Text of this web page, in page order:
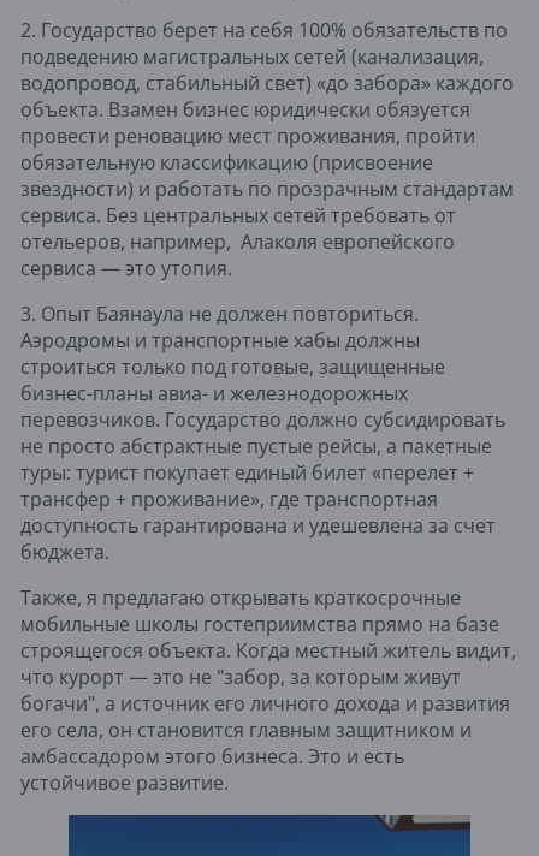
2. Государство берет на себя 100% обязательств по
подведению магистральных сетей (канализация,
водопровод, стабильный свет) «до забора» каждого
объекта. Взамен бизнес юридически обязуется
провести реновацию мест проживания, пройти
обязательную классификацию (присвоение
звездности) и работать по прозрачным стандартам
сервиса. Без центральных сетей требовать от
отельеров, например, Алаколя европейского
сервиса — это утопия.
3. Опыт Баянаула не должен повториться.
Аэродромы и транспортные хабы должны
строиться только под готовые, защищенные
бизнес-планы авиа- и железнодорожных
перевозчиков. Государство должно субсидировать
не просто абстрактные пустые рейсы, а пакетные
туры: турист покупает единый билет «перелет +
трансфер + проживание», где транспортная
доступность гарантирована и удешевлена за счет
бюджета.
Также, я предлагаю открывать краткосрочные
мобильные школы гостеприимства прямо на базе
строящегося объекта. Когда местный житель видит,
что курорт — это не "забор, за которым живут
богачи", а источник его личного дохода и развития
его села, он становится главным защитником и
амбассадором этого бизнеса. Это и есть
устойчивое развитие.